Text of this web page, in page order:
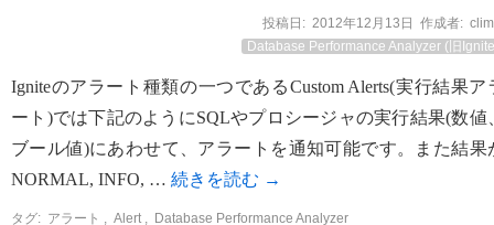
投稿日: 2012年12月13日 作成者:
Database Performance Analyzer (旧
Igniteのアラート種類の一つであるCustom Alerts(実行結果ア
ート)では下記のようにSQLやプロシージャの実行結果(数値
ブール値)にあわせて、アラートを通知可能です。また結果
NORMAL, INFO, … 続きを読む →
タグ: アラート , Alert , Database Performance Analyzer